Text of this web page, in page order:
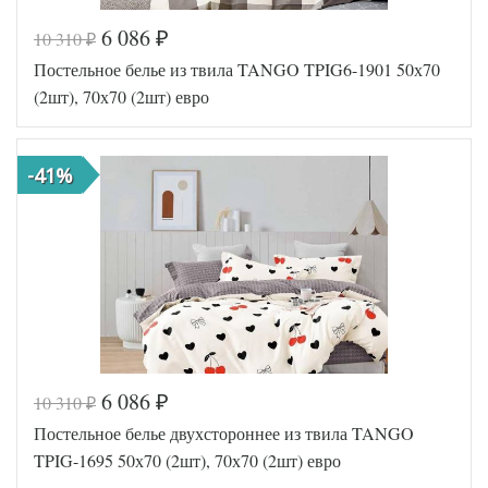
Код товара
559-156
Артикул
TT1083
57
Ткань
Твил
Размер
пододеяльника 200х220
Размер
простыни
230х250
50х70
(2шт),
(2шт)
Производитель
Tango
(Китай)
Код товара
574-487
Артикул
TT1185
18
Твил
10 310₽ 6 086 ₽
Постельное белье из твила TANGO TPIG6-1901 50х70
(2шт), 70х70 (2шт) евро
-41%
10 310₽ 6 086 ₽
Постельное белье двухстороннее из твила TANGO
TPIG-1695 50х70 (2шт), 70х70 (2шт) евро